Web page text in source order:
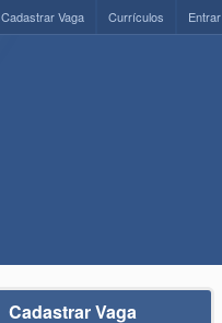
Entrar
Currículos
Cadastrar Vaga
Cadastrar Vaga